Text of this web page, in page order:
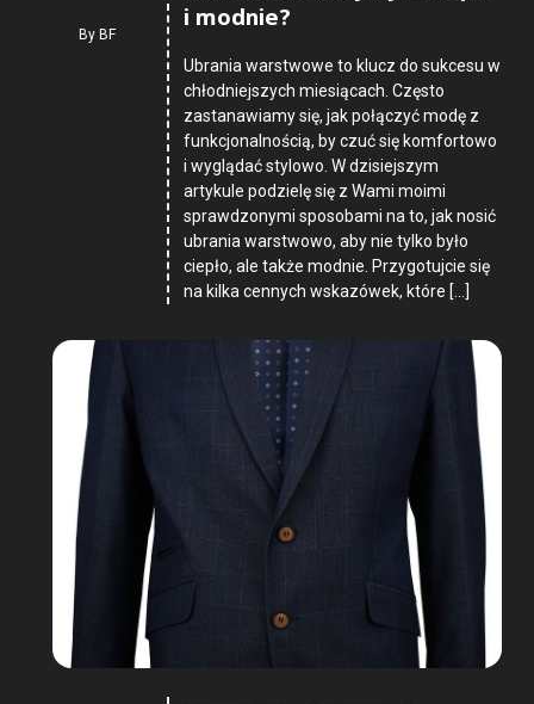
ByBF i modnie?
Ubrania warstwowe to klucz do sukcesu w
chłodniejszych miesiącach. Często
zastanawiamy się, jak połączyć modę z
funkcjonalnością, by czuć się komfortowo
i wyglądać stylowo. W dzisiejszym
artykule podzielę się z Wami moimi
sprawdzonymi sposobami na to, jak nosić
ubrania warstwowo, aby nie tylko było
ciepło, ale także modnie. Przygotujcie się
na kilka cennych wskazówek, które […]